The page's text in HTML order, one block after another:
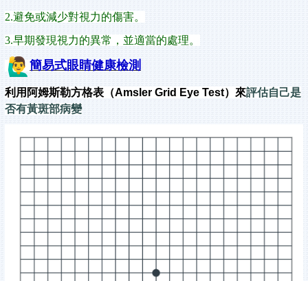
2.避免或減少對視力的傷害。
3.早期發現視力的異常，並適當的處理。
簡易式眼睛健康檢測
利用阿姆斯勒方格表（Amsler Grid Eye Test）來評估自己是
否有黃斑部病變